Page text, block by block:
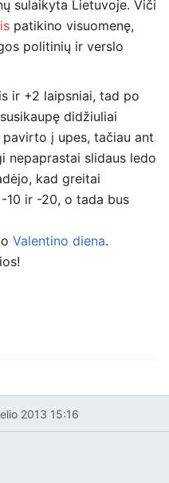
sulaikyta Lietuvoje. Viči
patikino visuomenę,
politinių ir verslo
ir +2 laipsniai, tad po
didžiuliai
į upes, tačiau ant
nepaprastai slidaus ledo
kad greitai
10 ir -20, o tada bus
Valentino diena.
2013 15:16